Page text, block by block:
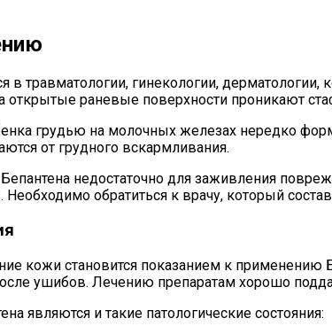
в травматологии, гинекологии,
открытые раневые поверхности проникают
грудью на молочных железах нередко
от грудного вскармливания.
недостаточно для заживления
Необходимо обратиться к врачу, который
кожи становится показанием к
ушибов. Лечению препаратам хорошо
являются и такие патологические состояния: